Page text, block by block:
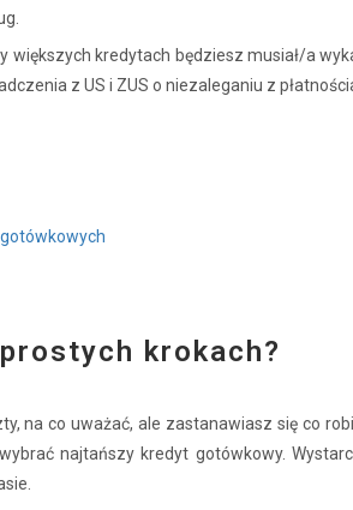
kredytach będziesz musiał/a
z US i ZUS o niezaleganiu z
krokach?
na co uważać, ale zastanawiasz się co
najtańszy kredyt gotówkowy.